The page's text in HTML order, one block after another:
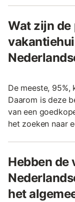
Wat zijn
De meeste,
Daarom is deze
van een
het zoeken naar
Hebben de
het